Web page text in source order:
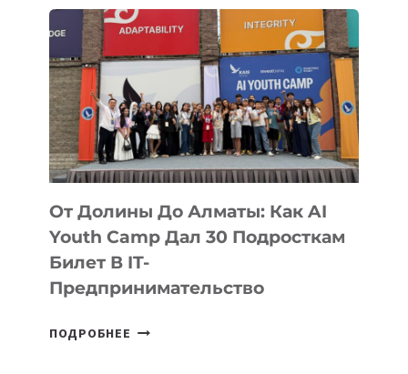
От Долины До Алматы: Как AI
Youth Camp Дал 30 Подросткам
Билет В IT-
Предпринимательство
ПОДРОБНЕЕ ОТ